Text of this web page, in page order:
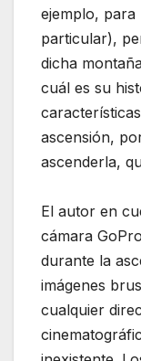
ejemplo,
particular),
dicha
cuál es su
ascensión,
ascenderla,
El autor en
cámara
durante la
imágenes
cualquier